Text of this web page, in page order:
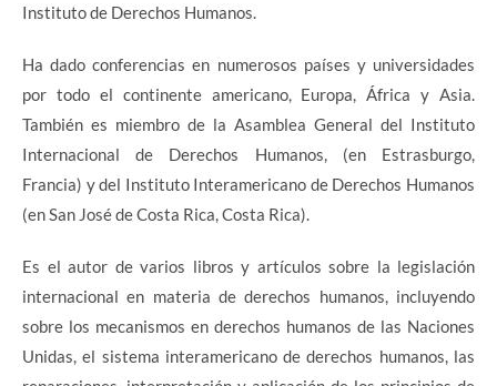
Instituto de Derechos Humanos.
Ha dado conferencias en numerosos países y universidades
por todo el continente americano, Europa, África y Asia.
También es miembro de la Asamblea General del Instituto
Internacional de Derechos Humanos, (en Estrasburgo,
Francia) y del Instituto Interamericano de Derechos Humanos
(en San José de Costa Rica, Costa Rica).
Es el autor de varios libros y artículos sobre la legislación
internacional en materia de derechos humanos, incluyendo
sobre los mecanismos en derechos humanos de las Naciones
Unidas, el sistema interamericano de derechos humanos, las